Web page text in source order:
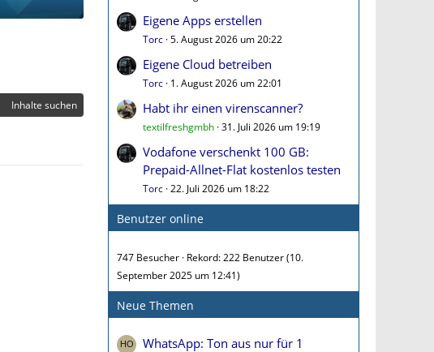
Inhalte suchen
Eigene Apps erstellen
Torc 5. August 2026 um 20:22
Eigene Cloud betreiben
Torc 1. August 2026 um 22:01
Habt ihr einen virenscanner?
textilfreshgmbh 31. Juli 2026 um 19:19
Vodafone verschenkt 100 GB:
Prepaid-Allnet-Flat kostenlos testen
Torc 22. Juli 2026 um 18:22
Benutzer online
747 Besucher Rekord: 222 Benutzer (10.
September 2025 um 12:41)
Neue Themen
WhatsApp: Ton aus nur für 1